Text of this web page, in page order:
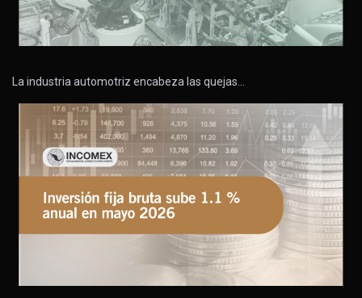
La industria automotriz encabeza las quejas…